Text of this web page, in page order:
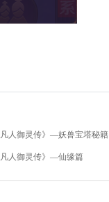
凡人御灵传》—妖兽宝塔秘籍
凡人御灵传》—仙缘篇